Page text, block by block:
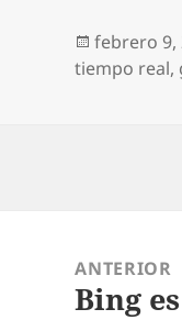
Publicado
el
febrero 9,
tiempo real,
entradas
ANTERIOR
Entrada
Bing